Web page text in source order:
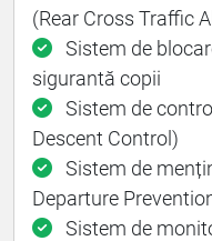
(Rear Cross Traffic
Sistem de
sigurantă copii
Sistem de
Descent Control)
Sistem de
Departure
Sistem de